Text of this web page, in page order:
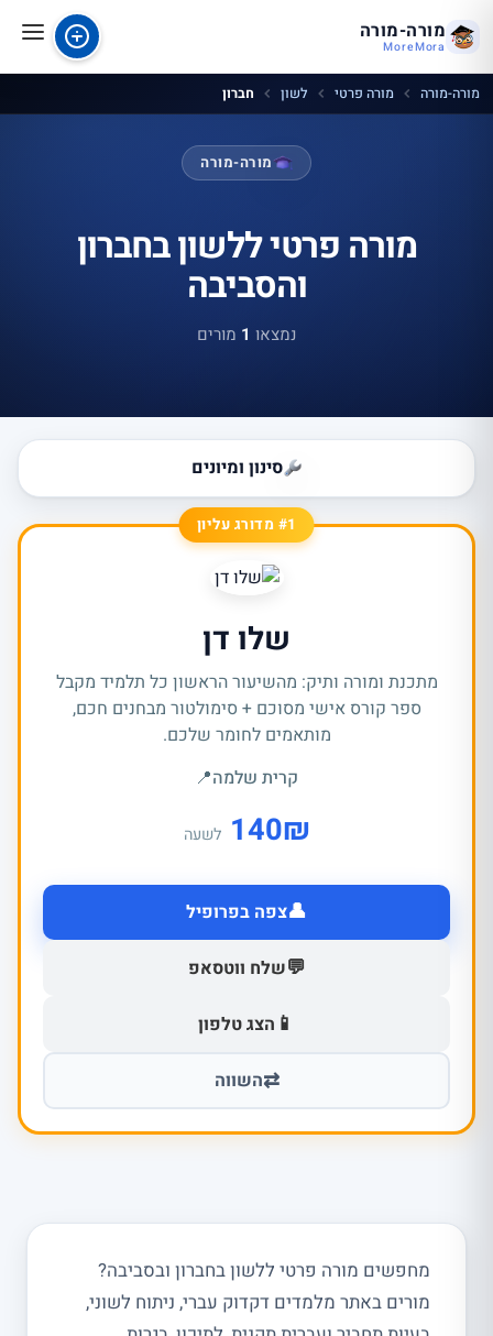
מורה-מורה
MoreMora
מורה-מורה מורה פרטי לשון חברון
מורה-מורה
מורה פרטי ללשון בחברון
והסביבה
נמצאו 1 מורים
סינון ומיונים
#1 מדורג עליון
שלו דן
מתכנת ומורה ותיק: מהשיעור הראשון כל תלמיד מקבל
ספר קורס אישי מסוכם + סימולטור מבחנים חכם,
מותאמים לחומר שלכם.
קרית שלמה📍
₪
140 לשעה
👤צפה בפרופיל
💬שלח ווטסאפ
📱 הצג טלפון
⇄השווה
מחפשים מורה פרטי ללשון בחברון ובסביבה?
מורים באתר מלמדים דקדוק עברי, ניתוח לשוני,